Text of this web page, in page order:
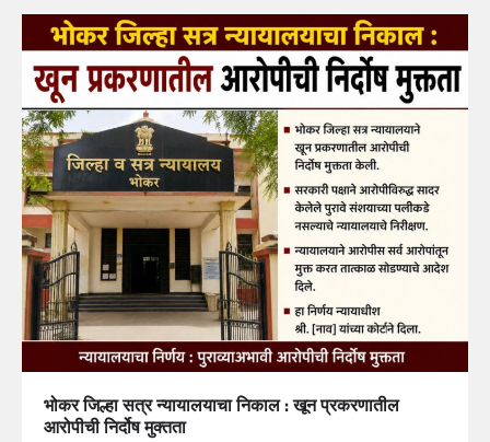
भोकर जिल्हा सत्र न्यायालयाचा निकाल : खून प्रकरणातील
आरोपीची निर्दोष मुक्तता